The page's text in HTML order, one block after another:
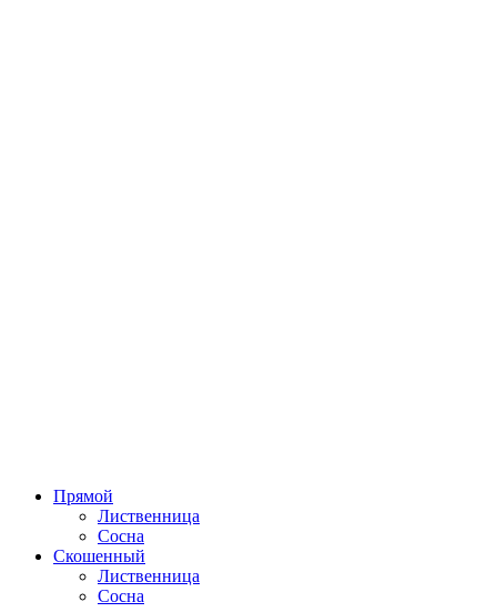
Прямой
Лиственница
Сосна
Скошенный
Лиственница
Сосна